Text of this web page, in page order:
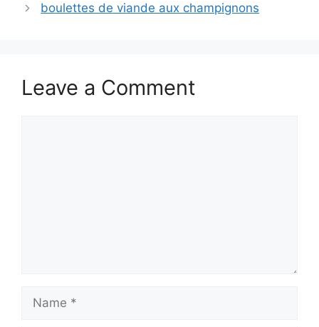
boulettes de viande aux champignons
Leave a Comment
Name